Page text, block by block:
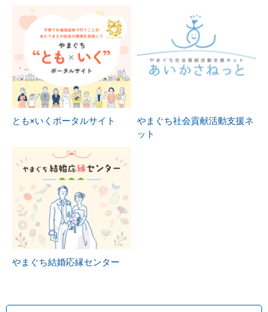
とも×いくポータルサイト
やまぐち社会貢献活動支援ネ
ット
やまぐち結婚応縁センター